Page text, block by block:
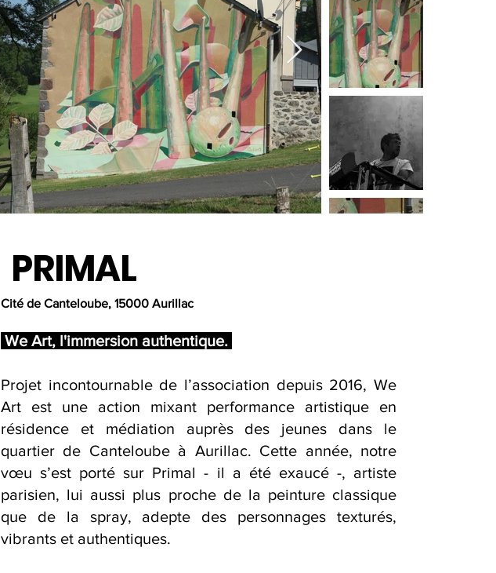
PRIMAL
Cité de Canteloube, 15000 Aurillac
We Art, l'immersion authentique.
Projet incontournable de l’association depuis 2016, We
Art est une action mixant performance artistique en
résidence et médiation auprès des jeunes dans le
quartier de Canteloube à Aurillac. Cette année, notre
vœu s’est porté sur Primal - il a été exaucé -, artiste
parisien, lui aussi plus proche de la peinture classique
que de la spray, adepte des personnages texturés,
vibrants et authentiques.